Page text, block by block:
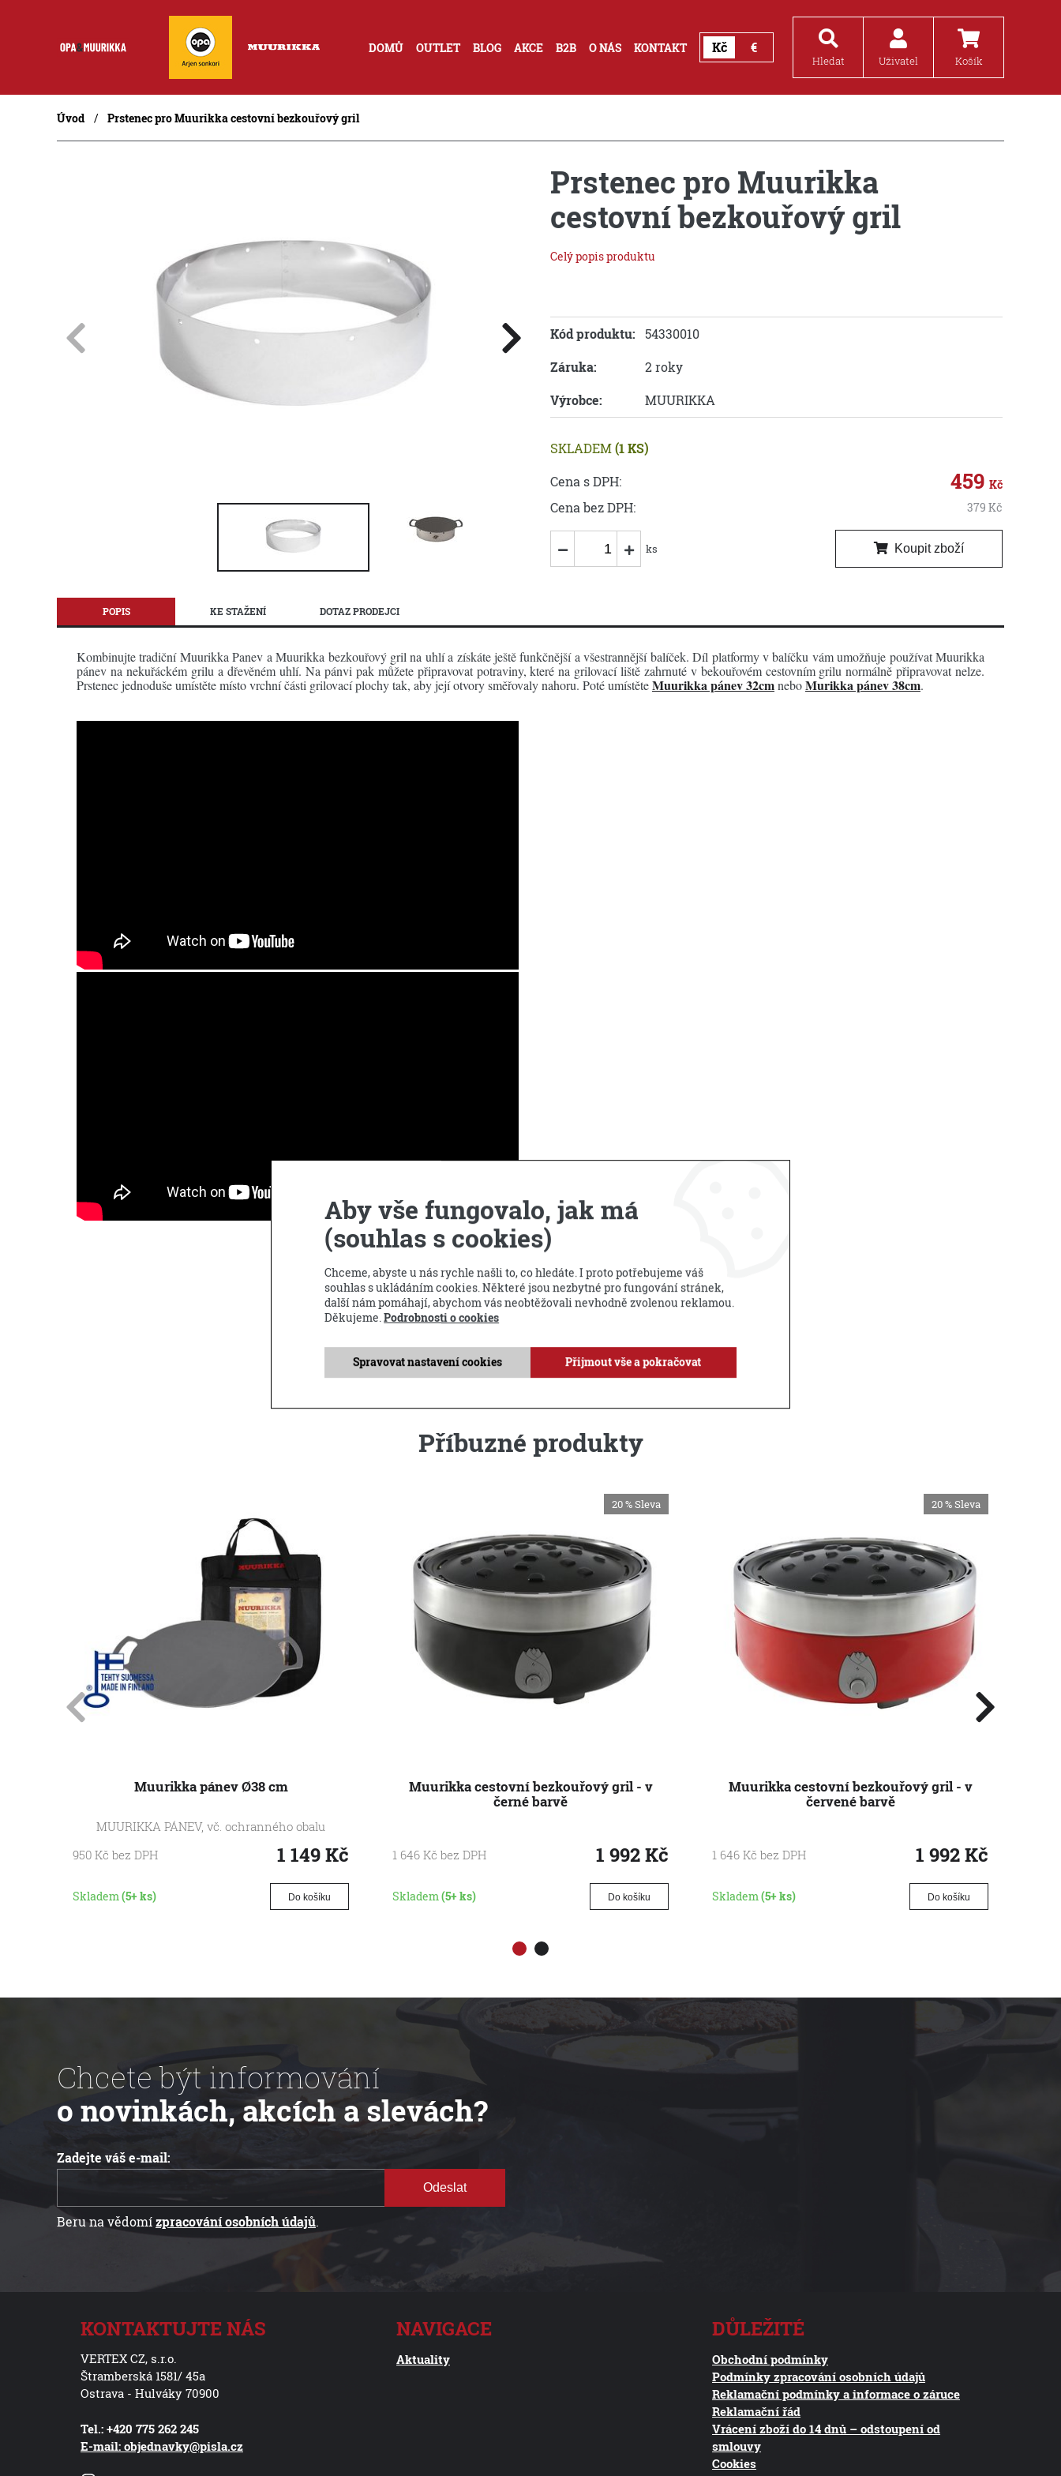
DOMŮ OUTLET BLOG AKCE B2B O NÁS KONTAKT Kč €
Hledat Uživatel Košík
Úvod Prstenec pro Muurikka cestovní bezkouřový gril
Prstenec pro Muurikka
cestovní bezkouřový gril
Celý popis produktu
Kód produktu: 54330010
Záruka:
2 roky
Výrobce:
MUURIKKA
SKLADEM(1 KS)
Cena s DPH:
459 Kč
Cena bez DPH: 379 Kč
ks Koupit zboží
POPIS KE STAŽENÍ DOTAZ PRODEJCI
Kombinujte tradiční Muurikka Panev a Muurikka bezkouřový gril na uhlí a získáte ještě funkčnější a všestrannější balíček. Díl platformy v balíčku vám umožňuje používat Muurikka
pánev na nekuřáckém grilu a dřevěném uhlí. Na pánvi pak můžete připravovat potraviny, které na grilovací liště zahrnuté v bekouřovém cestovním grilu normálně připravovat nelze.
Prstenec jednoduše umístěte místo vrchní části grilovací plochy tak, aby její otvory směřovaly nahoru. Poté umístěteMuurikka pánev 32cmneboMurikka pánev 38cm.
Příbuzné produkty
Muurikka pánev Ø38 cm
MUURIKKA PÁNEV, vč. ochranného obalu
950 Kč bez DPH 1 149Kč
Skladem(5+ ks) Do košíku
20 %Sleva
Muurikka cestovní bezkouřový gril - v
černé barvě
1 646 Kč bez DPH 1 992Kč
Skladem(5+ ks) Do košíku
20 %Sleva
Muurikka cestovní bezkouřový gril - v
červené barvě
1 646 Kč bez DPH 1 992Kč
Skladem(5+ ks) Do košíku
Chcete být informování
o novinkách, akcích a slevách?
Zadejte váš e-mail:
Odeslat
Beru na vědomízpracování osobních údajů.
KONTAKTUJTE NÁS
VERTEX CZ, s.r.o.
Štramberská 1581/ 45a
Ostrava - Hulváky 70900
Tel.: +420 775 262 245
E-mail: objednavky@pisla.cz
NAVIGACE
Aktuality
DŮLEŽITÉ
Obchodní podmínky
Podmínky zpracování osobních údajů
Reklamační podmínky a informace o záruce
Reklamační řád
Vrácení zboží do 14 dnů – odstoupení od
smlouvy
Cookies
Aby vše fungovalo, jak má
(souhlas s cookies)
Chceme, abyste u nás rychle našli to, co hledáte. I proto potřebujeme váš
souhlas s ukládáním cookies. Některé jsou nezbytné pro fungování stránek,
další nám pomáhají, abychom vás neobtěžovali nevhodně zvolenou reklamou.
Děkujeme.Podrobnosti o cookies
Spravovat nastavení cookies Přijmout vše a pokračovat